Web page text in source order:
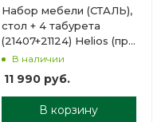
Набор мебели (СТАЛЬ),
стол + 4 табурета
(21407+21124) Helios (пр-
во ГК Тонар)
В наличии
11 990руб.
В корзину